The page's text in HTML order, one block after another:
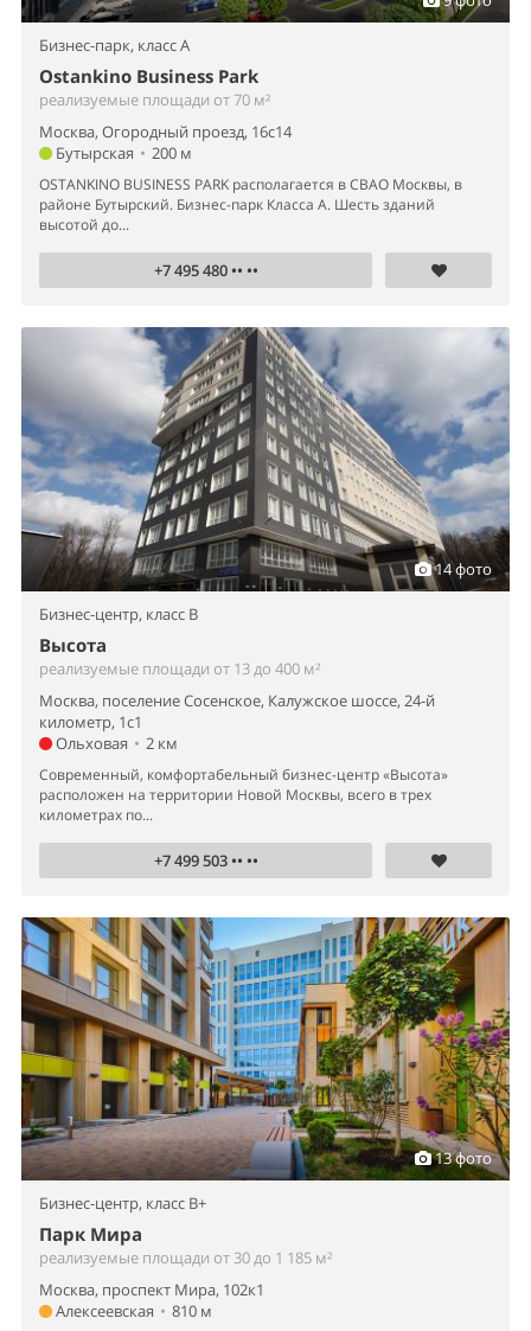
Бизнес-парк, класс A
Ostankino Business Park
реализуемые площади от 70 м²
Москва, Огородный проезд, 16с14
Бутырская • 200 м
OSTANKINO BUSINESS PARK располагается в СВАО Москвы, в
районе Бутырский. Бизнес-парк Класса А. Шесть зданий
высотой до...
+7 495 480 •• ••
14 фото
Бизнес-центр, класс B
Высота
реализуемые площади от 13 до 400 м²
Москва, поселение Сосенское, Калужское шоссе, 24-й
километр, 1с1
Ольховая • 2 км
Современный, комфортабельный бизнес-центр «Высота»
расположен на территории Новой Москвы, всего в трех
километрах по...
+7 499 503 •• ••
13 фото
Бизнес-центр, класс B+
Парк Мира
реализуемые площади от 30 до 1 185 м²
Москва, проспект Мира, 102к1
Алексеевская • 810 м